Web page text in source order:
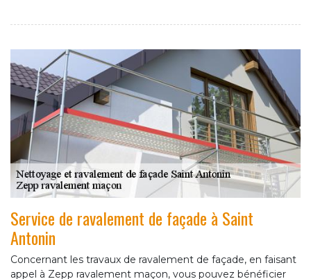
Service de ravalement de façade à Saint
Antonin
Concernant les travaux de ravalement de façade, en faisant
appel à Zepp ravalement maçon, vous pouvez bénéficier